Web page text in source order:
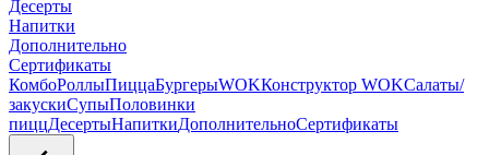
Десерты
Напитки
Дополнительно
Сертификаты
КомбоРоллыПиццаБургерыWOKКонструктор WOKСалаты/
закускиСупыПоловинки
пиццДесертыНапиткиДополнительноСертификаты